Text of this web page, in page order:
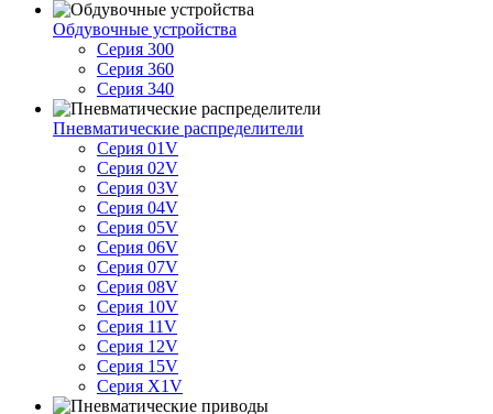
Обдувочные устройства
Серия 300
Серия 360
Серия 340
Пневматические распределители
Серия 01V
Серия 02V
Серия 03V
Серия 04V
Серия 05V
Серия 06V
Серия 07V
Серия 08V
Серия 10V
Серия 11V
Серия 12V
Серия 15V
Серия X1V